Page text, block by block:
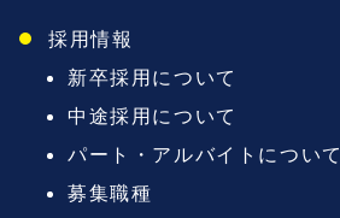
採用情報
新卒採用について
中途採用について
パート・アルバイトについて
募集職種